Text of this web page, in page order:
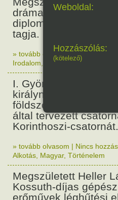
drámaíró, költő,
diplomata, a Francia
tagja.
» tovább olvasom|Nincs
Irodalom
Született
I. György görög
királyné felavatta a
földszorost
által tervezett
Korinthoszi-csatornát.
» tovább olvasom | Nincs
Alkotás Magyar, Történelem
Megszületett Heller
Kossuth-díjas
erőművek léghűtési
Weboldal:
Hozzászólás:
(kötelező)